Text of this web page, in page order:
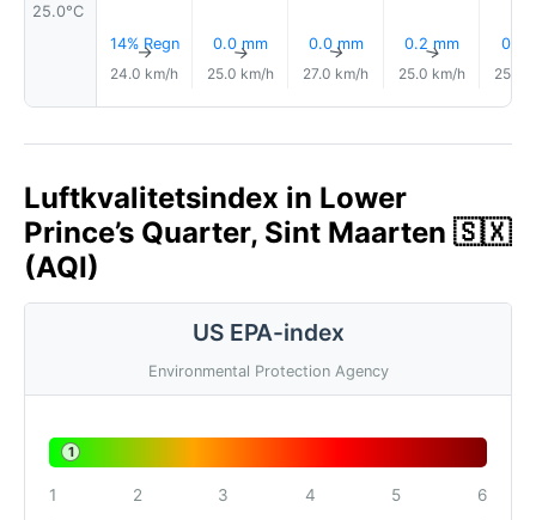
25.0°C
14% Regn
↑
24.0 km/h
0.0 mm
↑
25.0 km/h
0.0 mm
↑
27.0 km/h
0.2 mm
↑
25.0 km/h
0.1
25.0
Luftkvalitetsindex in Lower
Prince’s Quarter, Sint Maarten 🇸🇽
(AQI)
US EPA-index
Environmental Protection Agency
1
1 2 3 4 5 6